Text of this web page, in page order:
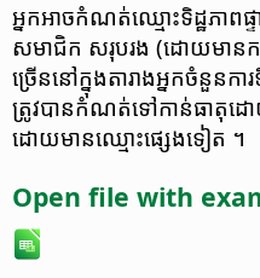
អ្នក​អាច​កំណត់​ឈ្មោះ​​​ទិដ្ឋភាព​ផ្
សមាជិក សរុប​រង (ដោយ​មា
ច្រើន​នៅ​​ក្នុង​តារាង​អ្នក​ចំនួន​ក
ត្រូវ​បាន​កំណត់​ទៅកាន់​ធាតុ​ដោ
ដោយ​មាន​ឈ្មោះ​​ផ្សេង​ទៀត ។
Open file with